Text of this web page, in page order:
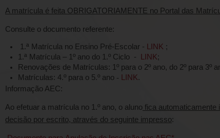
A matrícula é feita OBRIGATORIAMENTE no Portal das
Consulte o documento referente:
1.ª Matrícula no Ensino Pré-Escolar - LINK ;
1.ª Matrícula – 1º ano do 1.º Ciclo - LINK;
Renovações de Matrículas: 1º para o 2º ano, do 2º para 3º
Matrículas: 4.º para o 5.º ano - LINK.
Informação AEC:
Ao efetuar a matrícula no 1.º ano, o aluno fica automaticamente
decisão por escrito, através do seguinte impresso: